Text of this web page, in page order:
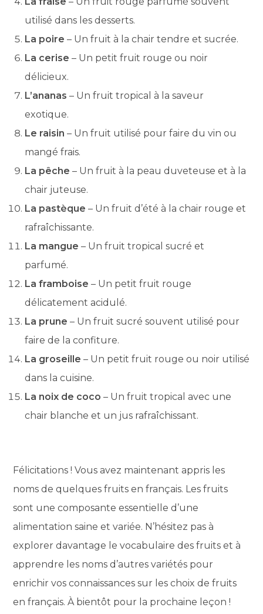
utilisé dans les desserts.
La poire – Un fruit à la chair tendre et sucrée.
La cerise – Un petit fruit rouge ou noir
délicieux.
L’ananas – Un fruit tropical à la saveur
exotique.
Le raisin – Un fruit utilisé pour faire du vin ou
mangé frais.
La pêche – Un fruit à la peau duveteuse et à la
chair juteuse.
La pastèque – Un fruit d’été à la chair rouge et
rafraîchissante.
La mangue – Un fruit tropical sucré et
parfumé.
La framboise – Un petit fruit rouge
délicatement acidulé.
La prune – Un fruit sucré souvent utilisé pour
faire de la confiture.
La groseille – Un petit fruit rouge ou noir utilisé
dans la cuisine.
La noix de coco – Un fruit tropical avec une
chair blanche et un jus rafraîchissant.
Félicitations ! Vous avez maintenant appris les
noms de quelques fruits en français. Les fruits
sont une composante essentielle d’une
alimentation saine et variée. N’hésitez pas à
explorer davantage le vocabulaire des fruits et à
apprendre les noms d’autres variétés pour
enrichir vos connaissances sur les choix de fruits
en français. À bientôt pour la prochaine leçon !